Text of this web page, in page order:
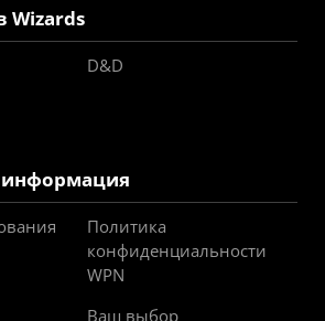
Wizards
D&D
Политика
конфиденциальности
WPN
Ваш выбор